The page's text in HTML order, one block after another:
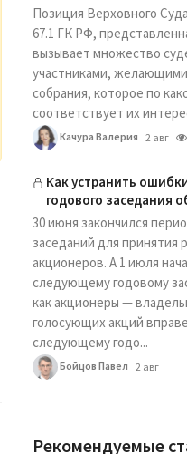
Позиция Верховного
67.1 ГК РФ,
вызывает множество
участниками,
собрания, которое по
соответствует их
Качура Валерия 2 авг
Как устранить
годового заседания
30 июня закончился
заседаний для
акционеров. А 1 июля
следующему годовому
как акционеры —
голосующих акций
следующему годо...
Бойцов Павел 2 авг
Рекомендуемые